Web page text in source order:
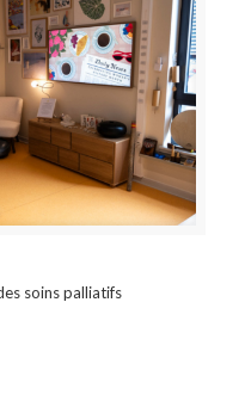
soins palliatifs